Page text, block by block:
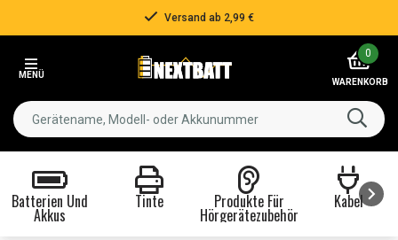
MENÜ
0
WARENKORB
Batterien Und
Akkus
Tinte Produkte Für
Hörgerätezubehör
Kabel